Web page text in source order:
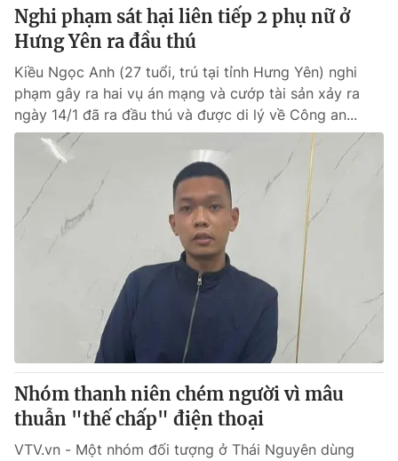
Nghi phạm sát hại liên tiếp 2 phụ nữ ở
Hưng Yên ra đầu thú
Kiều Ngọc Anh (27 tuổi, trú tại tỉnh Hưng Yên) nghi
phạm gây ra hai vụ án mạng và cướp tài sản xảy ra
ngày 14/1 đã ra đầu thú và được di lý về Công an...
Nhóm thanh niên chém người vì mâu
thuẫn "thế chấp" điện thoại
VTV.vn - Một nhóm đối tượng ở Thái Nguyên dùng